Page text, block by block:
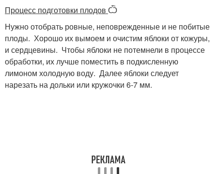
Процесс подготовки плодов Ѽ
Нужно отобрать ровные, неповрежденные и не побитые
плоды. Хорошо их вымоем и очистим яблоки от кожуры,
и сердцевины. Чтобы яблоки не потемнели в процессе
обработки, их лучше поместить в подкисленную
лимоном холодную воду. Далее яблоки следует
нарезать на дольки или кружочки 6-7 мм.